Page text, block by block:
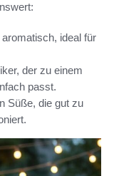
ideal für
der zu einem
passt.
Süße, die gut zu